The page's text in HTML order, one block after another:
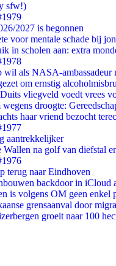
sfw!)
2027 is begonnen
voor mentale schade bij
in scholen aan: extra
als NASA-ambassadeur
om ernstig
vliegveld voedt vrees
droogte:
haar vriend bezocht
aantrekkelijker
na golf van diefstal
terug naar Eindhoven
backdoor in iCloud
is volgens OM geen enkel
grensaanval door
groeit naar 100